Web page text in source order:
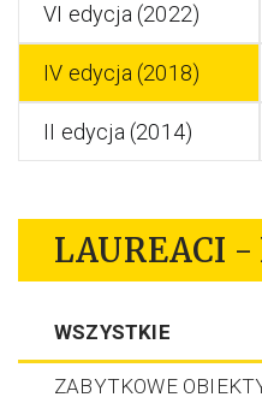
VI edycja (2022)
IV edycja (2018)
II edycja (2014)
LAUREACI -
WSZYSTKIE
ZABYTKOWE